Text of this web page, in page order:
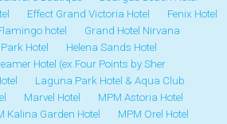
Effect Grand Victoria Hotel
Fenix Hotel
hotel
Grand Hotel Nirvana
Hotel
Helena Sands Hotel
Hotel (ex.Four Points by Sher
Laguna Park Hotel & Aqua Club
Marvel Hotel
MPM Astoria Hotel
Kalina Garden Hotel
MPM Orel Hotel